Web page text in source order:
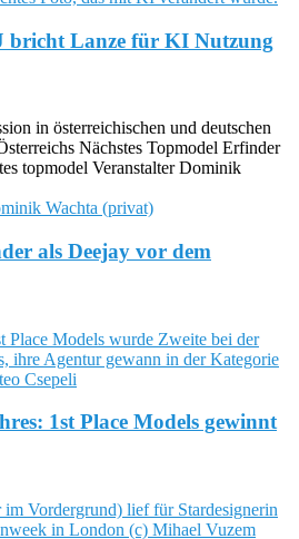
bricht Lanze für KI Nutzung
in österreichischen und deutschen
Nächstes Topmodel Erfinder
topmodel Veranstalter Dominik
als Deejay vor dem
1st Place Models gewinnt